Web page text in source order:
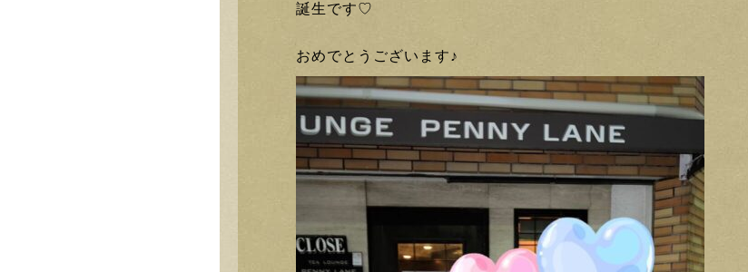
誕生です♡
おめでとうございます♪